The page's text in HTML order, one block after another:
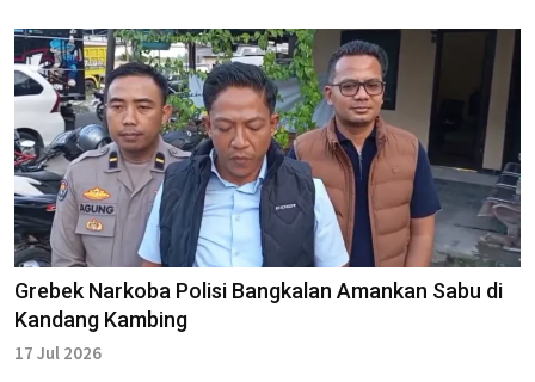
Grebek Narkoba Polisi Bangkalan Amankan Sabu di
Kandang Kambing
17 Jul 2026